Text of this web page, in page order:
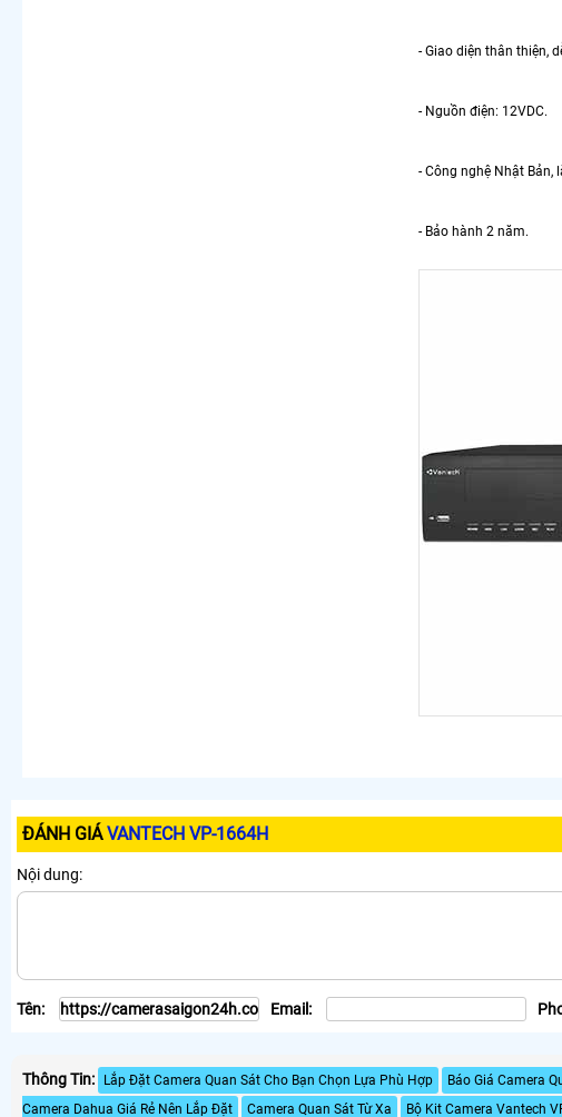
- Giao diện thân thiện,
- Nguồn điện: 12VDC.
- Công nghệ Nhật Bản,
- Bảo hành 2 năm.
ĐÁNH GIÁVANTECH VP-1664H
Nội dung:
Tên: Email:
Thông Tin: Lắp Đặt Camera Quan Sát Cho Bạn Chọn Lựa Phù Hợp Báo Giá Camera
Camera Dahua Giá Rẻ Nên Lắp Đặt
Camera Quan Sát Từ Xa Bộ Kit Camera Vantech